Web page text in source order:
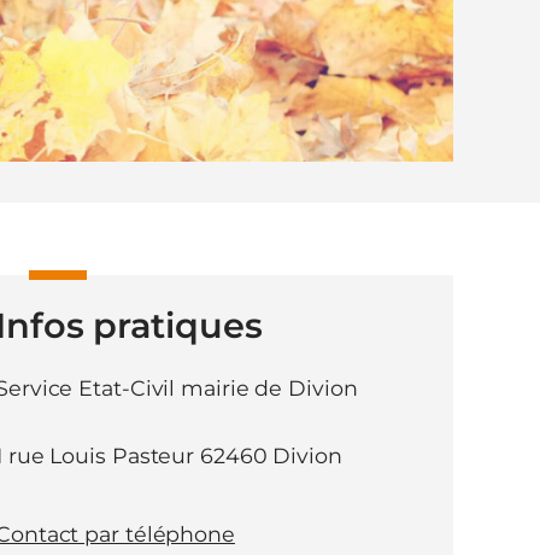
pratiques
Etat-Civil mairie de Divion
rue Louis Pasteur 62460 Divion
par téléphone